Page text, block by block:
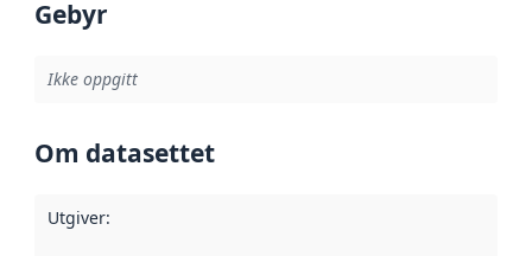
Gebyr
Ikke oppgitt
Om datasettet
Utgiver: